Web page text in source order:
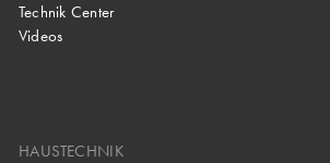
Technik Center
Videos
HAUSTECHNIK